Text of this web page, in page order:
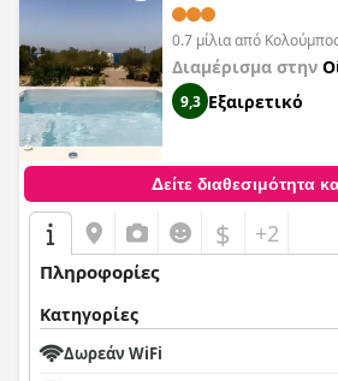
0.7 μίλια από
Διαμέρισμα στην
9,3 Εξαιρετικό
Δείτε διαθεσιμότητα
$ +2
Πληροφορίες
Κατηγορίες
Δωρεάν WiFi